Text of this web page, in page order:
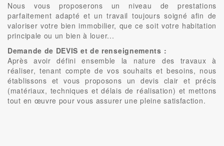
Nous vous proposerons un niveau de prestations
parfaitement adapté et un travail toujours soigné afin de
valoriser votre bien immobilier, que ce soit votre habitation
principale ou un bien à louer...
Demande de DEVIS et de renseignements :
Après avoir défini ensemble la nature des travaux à
réaliser, tenant compte de vos souhaits et besoins, nous
établissons et vous proposons un devis clair et précis
(matériaux, techniques et délais de réalisation) et mettons
tout en œuvre pour vous assurer une pleine satisfaction.